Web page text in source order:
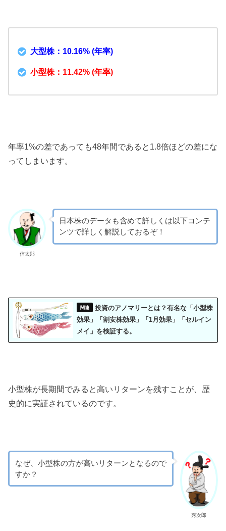
大型株：10.16% (年率)
小型株：11.42% (年率)
年率1%の差であっても48年間であると1.8倍ほどの差にな
ってしまいます。
信太郎
日本株のデータも含めて詳しくは以下コンテ
ンツで詳しく解説しておるぞ！
投資のアノマリーとは？有名な「小型株
効果」「割安株効果」「1月効果」「セルイン
メイ」を検証する。
小型株が長期間でみると高いリターンを残すことが、歴
史的に実証されているのです。
秀次郎
なぜ、小型株の方が高いリターンとなるので
すか？